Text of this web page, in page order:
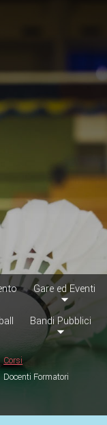
Gare ed Eventi
Bandi Pubblici
Corsi
Docenti Formatori